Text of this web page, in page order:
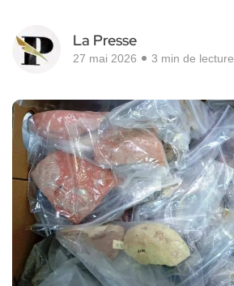
La Presse
27 mai 2026 3 min de lecture